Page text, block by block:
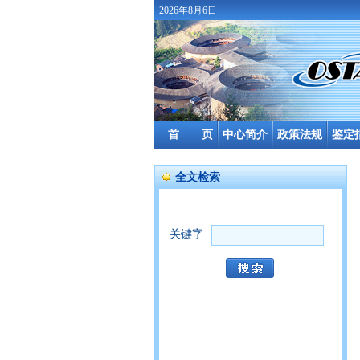
2026年8月6日
首 页 中心简介 政策法规 鉴定
全文检索
关键字